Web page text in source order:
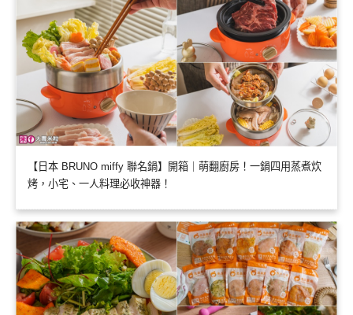
【日本 BRUNO miffy 聯名鍋】開箱｜萌翻廚房！一鍋四用蒸煮炊
烤，小宅、一人料理必收神器！